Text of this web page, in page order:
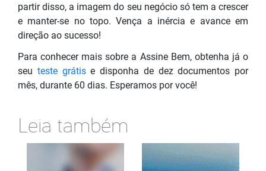
partir disso, a imagem do seu negócio só tem a crescer
e manter-se no topo. Vença a inércia e avance em
direção ao sucesso!
Para conhecer mais sobre a Assine Bem, obtenha já o
seu teste grátise disponha de dez documentos por
mês, durante 60 dias. Esperamos por você!
Leia também